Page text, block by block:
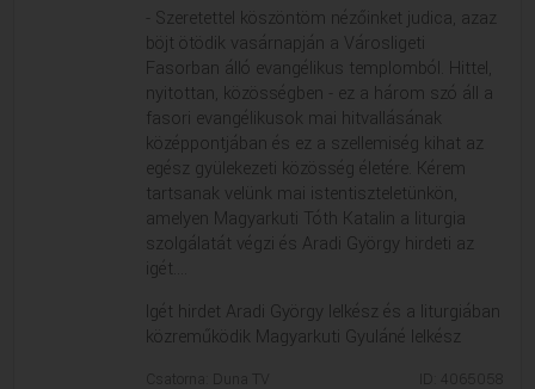
- Szeretettel köszöntöm nézőinket judica, azaz
böjt ötödik vasárnapján a Városligeti
Fasorban álló evangélikus templomból. Hittel,
nyitottan, közösségben - ez a három szó áll a
fasori evangélikusok mai hitvallásának
középpontjában és ez a szellemiség kihat az
egész gyülekezeti közösség életére. Kérem
tartsanak velünk mai istentiszteletünkön,
amelyen Magyarkuti Tóth Katalin a liturgia
szolgálatát végzi és Aradi György hirdeti az
igét....
Igét hirdet Aradi György lelkész és a liturgiában
közreműködik Magyarkuti Gyuláné lelkész
Csatorna: Duna TV
ID: 4065058